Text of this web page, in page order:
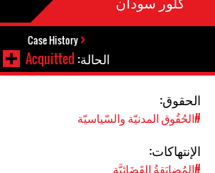
Case History
الحالة:Acquitted
الحقوق:
#الحُقُوق المدنيّة والسّياسيّة
الإنتهاكات:
#المُضايَقةُ القَضَائِيَّة